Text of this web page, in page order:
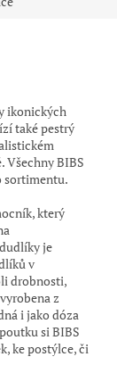
ikonických
také pestrý
Všechny BIBS
sortimentu.
který
je
v
drobnosti,
z
i jako dóza
si BIBS
ke postýlce, či